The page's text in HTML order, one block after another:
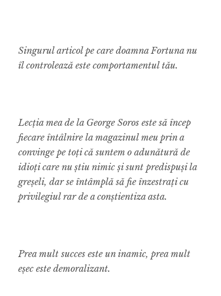
Singurul articol pe care doamna Fortuna nu
îl controlează este comportamentul tău.
Lecția mea de la George Soros este să încep
fiecare întâlnire la magazinul meu prin a
convinge pe toți că suntem o adunătură de
idioți care nu știu nimic și sunt predispuși la
greșeli, dar se întâmplă să fie înzestrați cu
privilegiul rar de a conștientiza asta.
Prea mult succes este un inamic, prea mult
eșec este demoralizant.